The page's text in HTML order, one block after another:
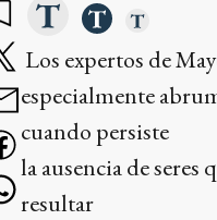
Los expertos de
especialmente
cuando persiste
la ausencia de
resultar